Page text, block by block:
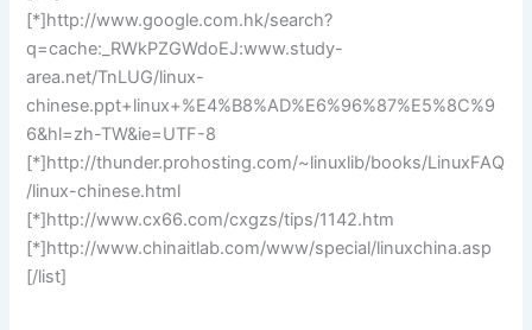
[*]http://www.google.com.hk/search?
q=cache:_RWkPZGWdoEJ:www.study-
area.net/TnLUG/linux-
chinese.ppt+linux+%E4%B8%AD%E6%96%87%E5%8C%9
6&hl=zh-TW&ie=UTF-8
[*]http://thunder.prohosting.com/~linuxlib/books/LinuxFAQ
/linux-chinese.html
[*]http://www.cx66.com/cxgzs/tips/1142.htm
[*]http://www.chinaitlab.com/www/special/linuxchina.asp
[/list]